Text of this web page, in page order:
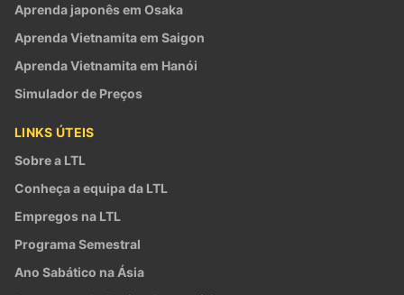
Aprenda japonês em Osaka
Aprenda Vietnamita em Saigon
Aprenda Vietnamita em Hanói
Simulador de Preços
LINKS ÚTEIS
Sobre a LTL
Conheça a equipa da LTL
Empregos na LTL
Programa Semestral
Ano Sabático na Ásia